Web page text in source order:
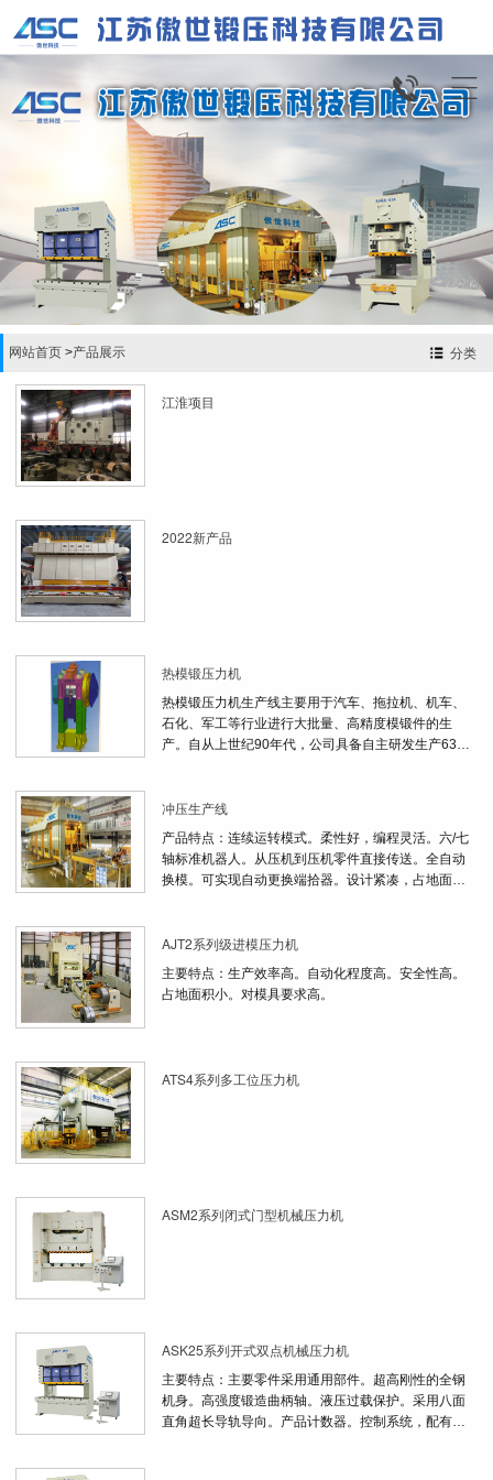


分类
网站首页 >产品展示
江淮项目
2022新产品
热模锻压力机
热模锻压力机生产线主要用于汽车、拖拉机、机车、
石化、军工等行业进行大批量、高精度模锻件的生
产。自从上世纪90年代，公司具备自主研发生产6300
边机和精整机也生产过多台。公司已经掌握了现代化
热模锻的设计制造技术。
冲压生产线
产品特点：连续运转模式。柔性好，编程灵活。六/七
轴标准机器人。从压机到压机零件直接传送。全自动
换模。可实现自动更换端拾器。设计紧凑，占地面积
动化升级。
AJT2系列级进模压力机
主要特点：生产效率高。自动化程度高。安全性高。
占地面积小。对模具要求高。
ATS4系列多工位压力机
ASM2系列闭式门型机械压力机
ASK25系列开式双点机械压力机
主要特点：主要零件采用通用部件。超高刚性的全钢
机身。高强度锻造曲柄轴。液压过载保护。采用八面
直角超长导轨导向。产品计数器。控制系统，配有